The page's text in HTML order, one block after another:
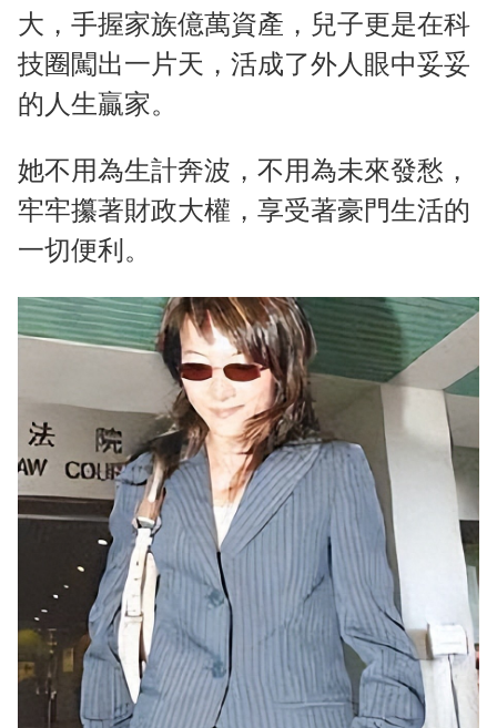
u
大，手握家族億萬資產，兒子更是在科
技圈闖出一片天，活成了外人眼中妥妥
的人生贏家。
她不用為生計奔波，不用為未來發愁，
牢牢攥著財政大權，享受著豪門生活的
一切便利。